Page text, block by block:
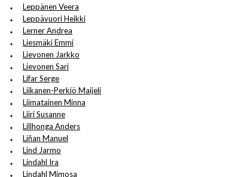
Leppänen Veera
Leppävuori Heikki
Lerner Andrea
Liesmäki Emmi
Lievonen Jarkko
Lievonen Sari
Lifar Serge
Liikanen-Perkiö Maijeli
Liimatainen Minna
Liiri Susanne
Lillhonga Anders
Liñan Manuel
Lind Jarmo
Lindahl Ira
Lindahl Mimosa